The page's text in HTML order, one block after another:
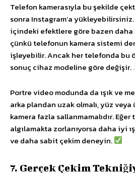
Telefon kamerasıyla bu şekilde
sonra Instagram’a
içindeki efektlere göre bazen
çünkü telefonun kamera sistemi
işleyebilir. Ancak her telefonda bu
sonuç cihaz modeline göre değişir.
Portre video modunda da ışık ve
arka plandan uzak olmalı, yüz
kamera fazla sallanmamalıdır.
algılamakta zorlanıyorsa daha iyi
ve daha sabit çekim deneyin.
7. Gerçek Çekim